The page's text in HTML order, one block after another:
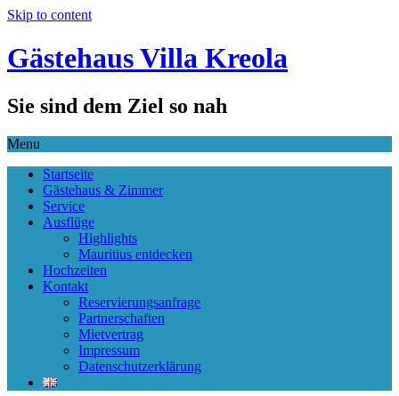
Skip to content
Gästehaus Villa Kreola
Sie sind dem Ziel so nah
Menu
Startseite
Gästehaus & Zimmer
Service
Ausflüge
Highlights
Mauritius entdecken
Hochzeiten
Kontakt
Reservierungsanfrage
Partnerschaften
Mietvertrag
Impressum
Datenschutzerklärung